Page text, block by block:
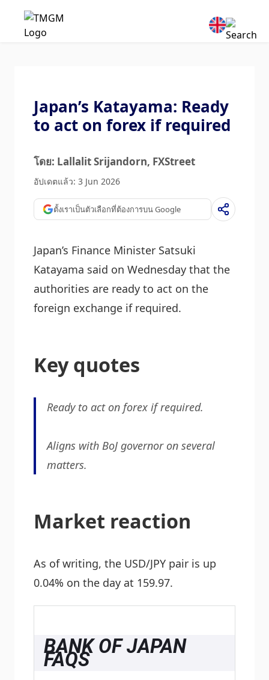
Japan’s Katayama: Ready
to act on forex if required
โดย: Lallalit Srijandorn, FXStreet
อัปเดตแล้ว: 3 Jun 2026
ตั้งเราเป็นตัวเลือกที่ต้องการบน Google
Japan’s Finance Minister Satsuki
Katayama said on Wednesday that the
authorities are ready to act on the
foreign exchange if required.
Key quotes
Ready to act on forex if required.
Aligns with BoJ governor on several
matters.
Market reaction
As of writing, the USD/JPY pair is up
0.04% on the day at 159.97.
BANK OF JAPAN
FAQS